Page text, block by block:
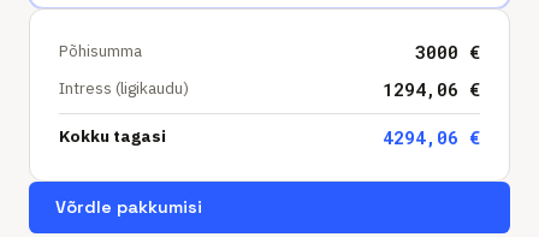
Põhisumma 3000 €
Intress (ligikaudu) 1294,06 €
Kokku tagasi 4294,06 €
Võrdle pakkumisi